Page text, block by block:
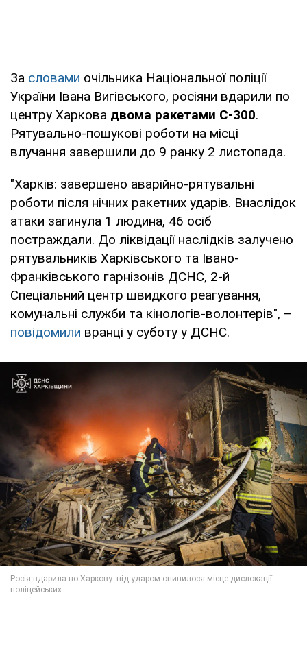
За словами очільника Національної поліції
України Івана Вигівського, росіяни вдарили по
центру Харкова двома ракетами С-300.
Рятувально-пошукові роботи на місці
влучання завершили до 9 ранку 2 листопада.
"Харків: завершено аварійно-рятувальні
роботи після нічних ракетних ударів. Внаслідок
атаки загинула 1 людина, 46 осіб
постраждали. До ліквідації наслідків залучено
рятувальників Харківського та Івано-
Франківського гарнізонів ДСНС, 2-й
Спеціальний центр швидкого реагування,
комунальні служби та кінологів-волонтерів", –
повідомили вранці у суботу у ДСНС.